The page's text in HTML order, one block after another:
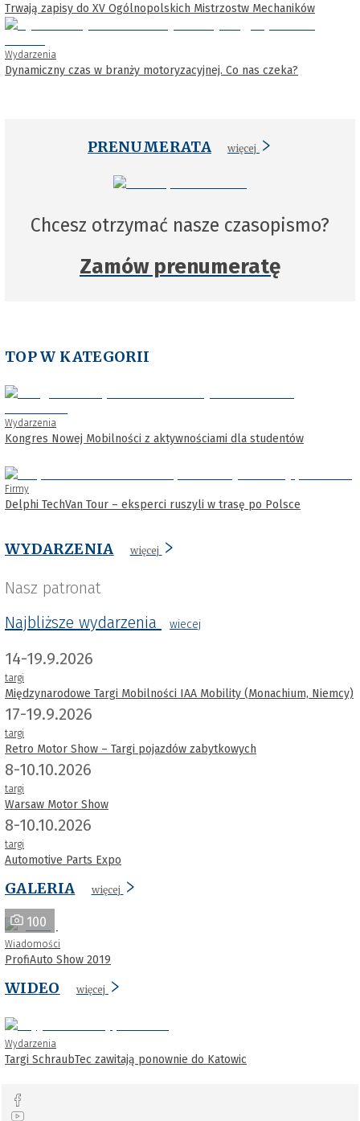
Trwają zapisy do XV Ogólnopolskich Mistrzostw Mechaników
Wydarzenia
Dynamiczny czas w branży motoryzacyjnej. Co nas czeka?
PRENUMERATA więcej
Chcesz otrzymać nasze czasopismo?
Zamów prenumeratę
TOP W KATEGORII
Wydarzenia
Kongres Nowej Mobilności z aktywnościami dla studentów
Firmy
Delphi TechVan Tour – eksperci ruszyli w trasę po Polsce
WYDARZENIA więcej
Nasz patronat
Najbliższe wydarzenia
wiecej
14-19.9.2026
targi
Międzynarodowe Targi Mobilności IAA Mobility (Monachium, Niemcy)
17-19.9.2026
targi
Retro Motor Show – Targi pojazdów zabytkowych
8-10.10.2026
targi
Warsaw Motor Show
8-10.10.2026
targi
Automotive Parts Expo
GALERIA więcej
100
Wiadomości
ProfiAuto Show 2019
WIDEO więcej
Wydarzenia
Targi SchraubTec zawitają ponownie do Katowic